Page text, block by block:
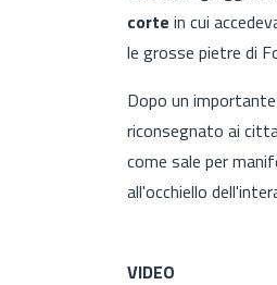
corte in cui
le grosse pietre di
Dopo un
riconsegnato ai
come sale per
all'occhiello
VIDEO